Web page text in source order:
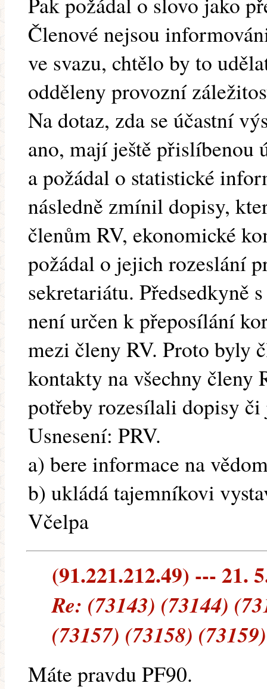
Členové nejsou
ve svazu, chtělo by to
odděleny provozní
Na dotaz, zda se účastní
ano, mají ještě přislíbenou
a požádal o statistické
následně zmínil dopisy,
členům RV, ekonomické
požádal o jejich rozeslání
sekretariátu. Předsedkyně
není určen k přeposílání
mezi členy RV. Proto byly
kontakty na všechny členy
potřeby rozesílali dopisy
Usnesení: PRV.
a) bere informace na
b) ukládá tajemníkovi
Včelpa
(91.221.212.49) --- 21.
Re: (73143) (73144)
(73157) (73158) (73159)
Máte pravdu PF90.